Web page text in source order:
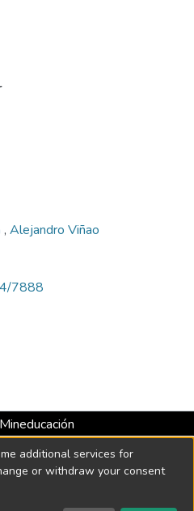
, Alejandro Viñao
7888
Institucional hasta 2026 -
2158 de 2018
additional services for
or withdraw your consent